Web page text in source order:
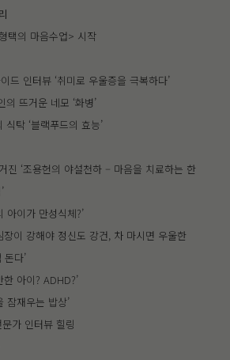
택의 마음수업> 시작
드 인터뷰 ‘취미로 우울증을 극복하다’
의 뜨거운 네모 ‘화병’
식탁 ‘블랙푸드의 효능’
진 ‘조용헌의 야설천하 – 마음을 치료하는 한
아이가 만성식체?’
장이 강해야 정신도 강건, 차 마시면 우울한
다’
한 아이? ADHD?’
잠재우는 밥상’
가 인터뷰 힐링